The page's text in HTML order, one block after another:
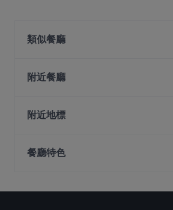
類似餐廳
The Lobby Lounge
ASTONS Specialities - Bugis+
SUHANG XIANGBAN 苏杭湘伴
附近餐廳
Song Garden Chinese Restaurant
Rang Mahal Restaurant & Bar
American Taproom - Waterloo St
附近地標
Ue Square, 新加坡
餐廳特色
在 新加坡 的 適合商務午餐的餐廳